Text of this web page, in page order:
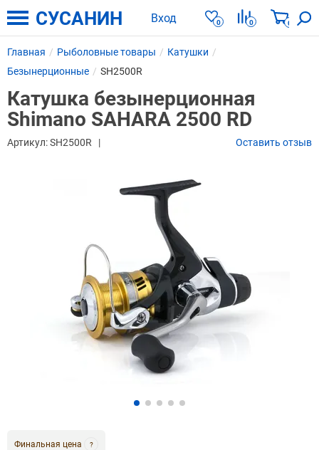
Вход 0 0 0
СУСАНИН
Главная Рыболовные товары
Катушки
Безынерционные
SH2500R
Катушка безынерционная
Shimano SAHARA 2500 RD
Артикул:SH2500R Оставить отзыв
Финальная цена ?